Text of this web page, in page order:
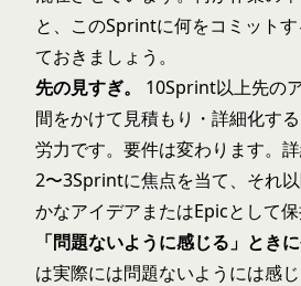
と、このSprintに何をコミット
ておきましょう。
先の見すぎ。
10Sprint以上先の
間をかけて見積もり・詳細化す
労力です。要件は変わります。
2〜3Sprintに焦点を当て、それ
かなアイデアまたはEpicとして保
「問題ないように感じる」ときに
は実際には問題ないようには感